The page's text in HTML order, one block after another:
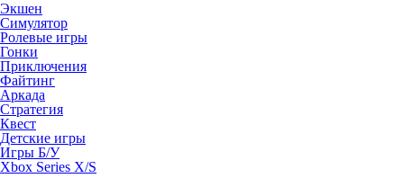
Экшен
Симулятор
Ролевые игры
Гонки
Приключения
Файтинг
Аркада
Стратегия
Квест
Детские игры
Игры Б/У
Xbox Series X/S